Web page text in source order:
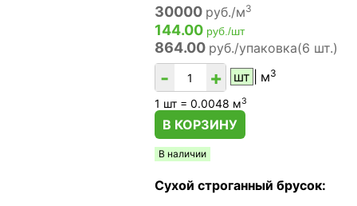
30000 руб./м3
144.00 руб./шт
864.00 руб./упаковка(6 шт.)
- +
1 шт = 0.0048 м3
шт м3
В КОРЗИНУ
В наличии
Сухой строганный брусок: